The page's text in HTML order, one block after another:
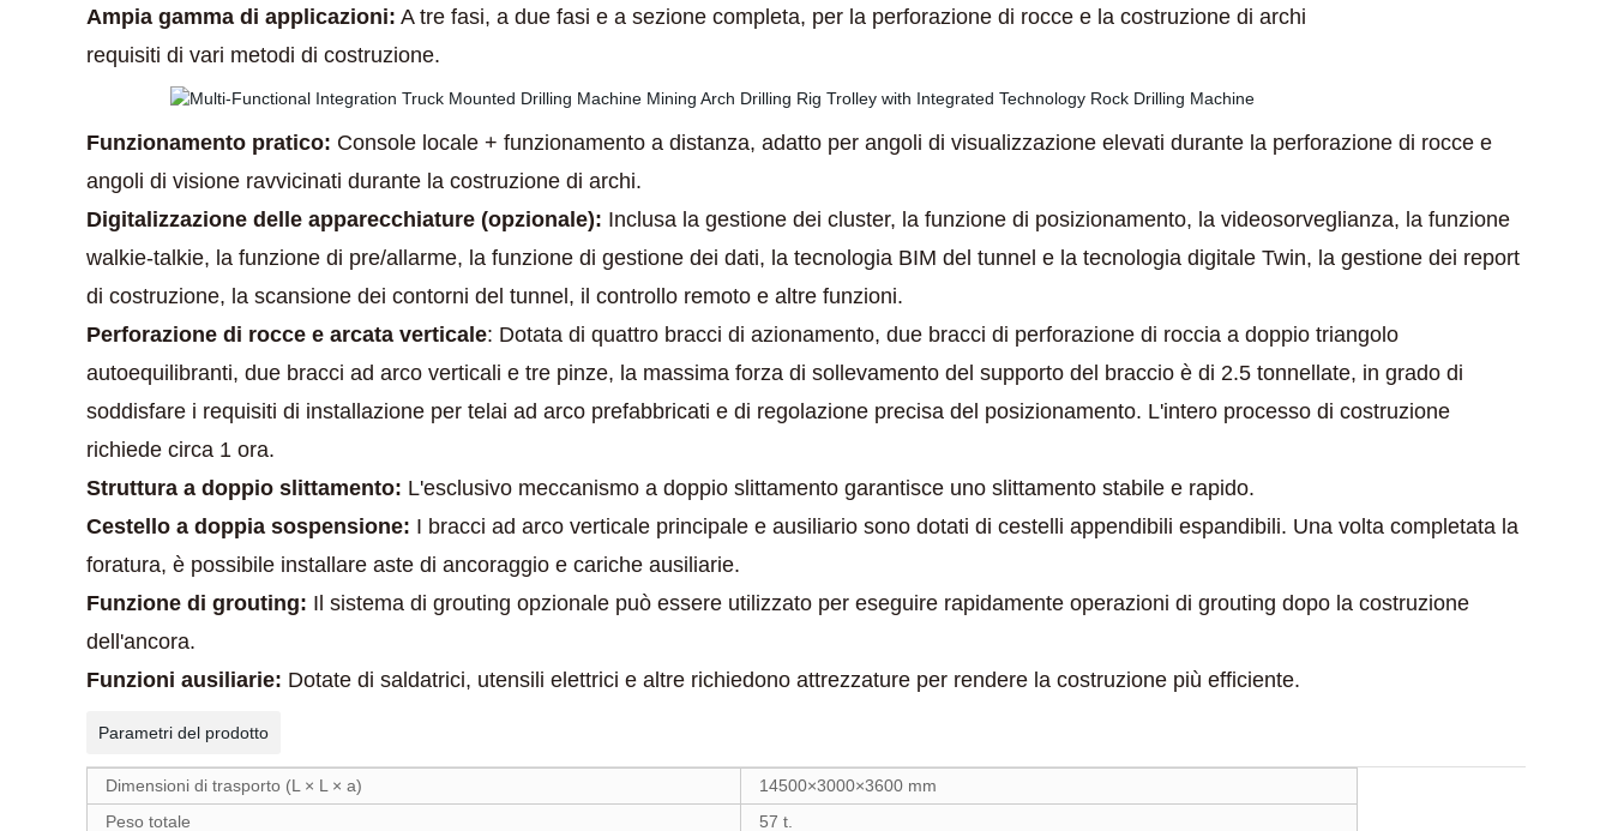
Ampia gamma di applicazioni: A tre fasi, a due fasi e a sezione completa, per la perforazione di rocce e la costruzione di archi
requisiti di vari metodi di costruzione.
Funzionamento pratico: Console locale + funzionamento a distanza, adatto per angoli di visualizzazione elevati durante la perforazione di rocce e
angoli di visione ravvicinati durante la costruzione di archi.
Digitalizzazione delle apparecchiature (opzionale): Inclusa la gestione dei cluster, la funzione di posizionamento, la videosorveglianza, la funzione
walkie-talkie, la funzione di pre/allarme, la funzione di gestione dei dati, la tecnologia BIM del tunnel e la tecnologia digitale Twin, la gestione dei report
di costruzione, la scansione dei contorni del tunnel, il controllo remoto e altre funzioni.
Perforazione di rocce e arcata verticale: Dotata di quattro bracci di azionamento, due bracci di perforazione di roccia a doppio triangolo
autoequilibranti, due bracci ad arco verticali e tre pinze, la massima forza di sollevamento del supporto del braccio è di 2.5 tonnellate, in grado di
soddisfare i requisiti di installazione per telai ad arco prefabbricati e di regolazione precisa del posizionamento. L'intero processo di costruzione
richiede circa 1 ora.
Struttura a doppio slittamento: L'esclusivo meccanismo a doppio slittamento garantisce uno slittamento stabile e rapido.
Cestello a doppia sospensione: I bracci ad arco verticale principale e ausiliario sono dotati di cestelli appendibili espandibili. Una volta completata la
foratura, è possibile installare aste di ancoraggio e cariche ausiliarie.
Funzione di grouting: Il sistema di grouting opzionale può essere utilizzato per eseguire rapidamente operazioni di grouting dopo la costruzione
dell'ancora.
Funzioni ausiliarie: Dotate di saldatrici, utensili elettrici e altre richiedono attrezzature per rendere la costruzione più efficiente.
Parametri del prodotto
Dimensioni di trasporto (L × L × a)
14500×3000×3600 mm
Peso totale
57 t.